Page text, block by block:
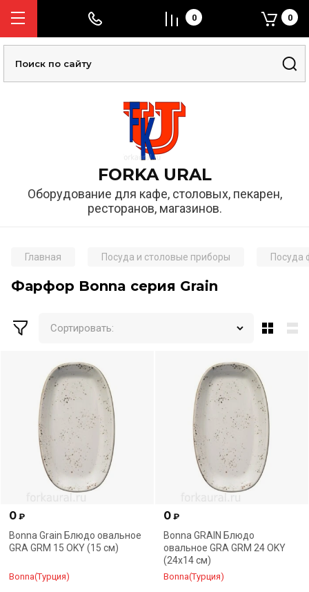
FORKA URAL
Оборудование для кафе, столовых, пекарен,
ресторанов, магазинов.
0 0
Главная Посуда и столовые приборы Посуда
Фарфор Bonna серия Grain
Сортировать:
0 ₽
Bonna Grain Блюдо овальное
GRA GRM 15 OKY (15 см)
Bonna(Турция)
0 ₽
Bonna GRAIN Блюдо
овальное GRA GRM 24 OKY
(24х14 см)
Bonna(Турция)